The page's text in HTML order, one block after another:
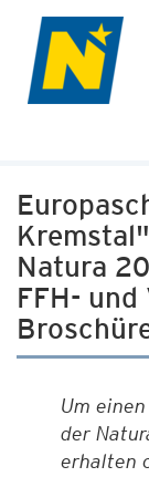
Natura
FFH-
Um
der
erhalten